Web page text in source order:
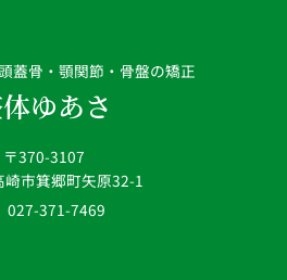
蓋骨・顎関節・骨盤の矯正
ゆあさ
〒370-3107
崎市箕郷町矢原32-1
371-7469